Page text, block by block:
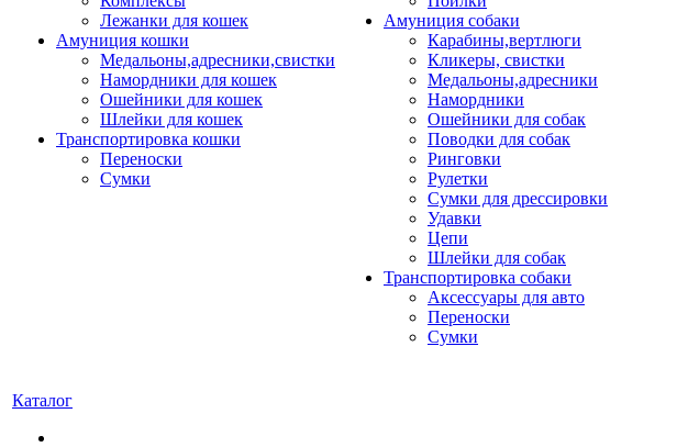
Лежанки для кошек
Амуниция кошки
Медальоны,адресники,свистки
Намордники для кошек
Ошейники для кошек
Шлейки для кошек
Транспортировка кошки
Переноски
Сумки
Амуниция собаки
Карабины,вертлюги
Кликеры, свистки
Медальоны,адресники
Намордники
Ошейники для собак
Поводки для собак
Ринговки
Рулетки
Сумки для дрессировки
Удавки
Цепи
Шлейки для собак
Транспортировка собаки
Аксессуары для авто
Переноски
Сумки
Каталог